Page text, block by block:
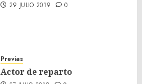
29 JULIO 2019 0
Previas
Actor de reparto